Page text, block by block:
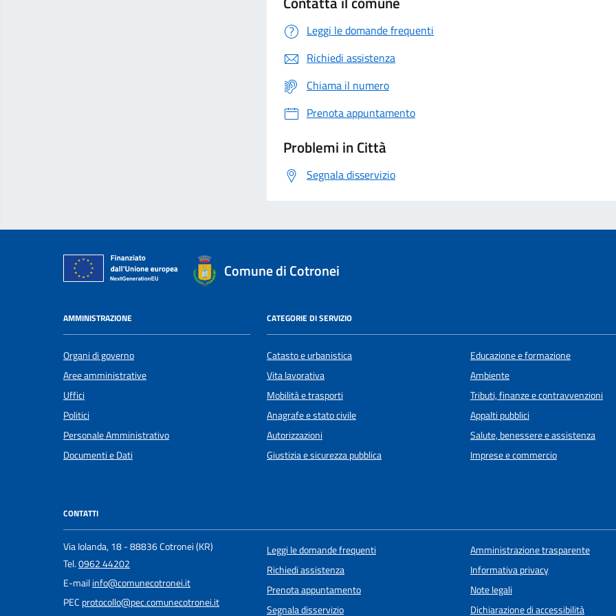
Leggi le domande frequenti
Richiedi assistenza
Chiama il numero
Prenota appuntamento
Problemi in Città
Segnala disservizio
Comune di Cotronei
AMMINISTRAZIONE
Organi di governo
Aree amministrative
Uffici
Politici
Personale Amministrativo
Documenti e Dati
CATEGORIE DI SERVIZIO
Catasto e urbanistica
Vita lavorativa
Mobilità e trasporti
Anagrafe e stato civile
Autorizzazioni
Giustizia e sicurezza pubblica
Educazione e formazione
Ambiente
Tributi, finanze e contravvenzioni
Appalti pubblici
Salute, benessere e assistenza
Imprese e commercio
CONTATTI
Via Iolanda, 18 - 88836 Cotronei (KR)
Tel.0962 44202
E-mailinfo@comunecotronei.it
PEC protocollo@pec.comunecotronei.it
Leggi le domande frequenti
Richiedi assistenza
Prenota appuntamento
Segnala disservizio
Amministrazione trasparente
Informativa privacy
Note legali
Dichiarazione di accessibilità